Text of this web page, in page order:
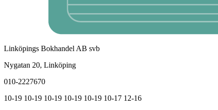
Linköpings Bokhandel AB svb
Nygatan 20, Linköping
010-2227670
10-19 10-19 10-19 10-19 10-19 10-17 12-16